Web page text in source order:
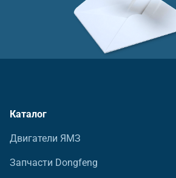
Каталог
Двигатели ЯМЗ
Запчасти Dongfeng